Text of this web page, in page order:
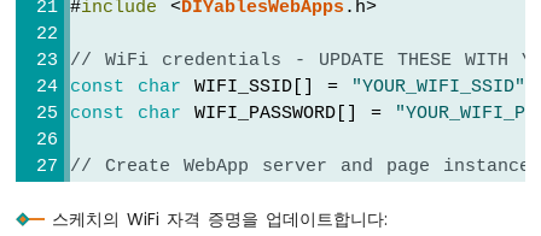
ESP32
위
치
#include <DIYablesWebApps .h>
// WiFi credentials - UPDATE THESE WITH
const
char WIFI_SSID[] = "YOUR_WIFI_SSID"
const
char WIFI_PASSWORD[] =
// Create WebApp server and page
DIYablesWebAppServer
webAppsServer
스케치의 WiFi 자격 증명을 업데이트합니다: